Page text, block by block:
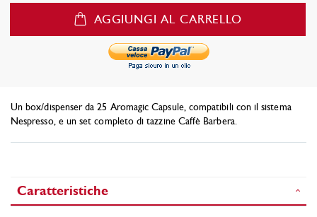
Un box/dispenser da 25 Aromagic Capsule, compatibili con il sistema
Nespresso, e un set completo di tazzine Caffè Barbera.
AGGIUNGI AL CARRELLO
Caratteristiche